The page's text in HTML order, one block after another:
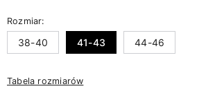
Rozmiar:
38-40 41-43 44-46
Tabela rozmiarów